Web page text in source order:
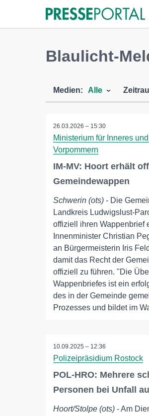
Blaulicht-
Medien: Alle
26.03.2026 – 15:30
Ministerium für Inneres
Vorpommern
IM-MV: Hoort erhält
Gemeindewappen
Schwerin (ots) - Die
Landkreis Ludwigslust-
offiziell ihren Wappenbrief
Innenminister Christian
an Bürgermeisterin Iris
damit das Recht der
offiziell zu führen. "Die
Wappenbriefes ist ein
des in der Gemeinde
Prozesses und bildet im
10.09.2025 – 12:36
Polizeipräsidium Rostock
POL-HRO: Mehrere
Personen bei Unfall
Hoort/Stolpe (ots) - Am